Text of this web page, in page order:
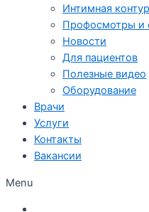
Интимная
Профосмотры и
Новости
Для пациентов
Полезные видео
Оборудование
Врачи
Услуги
Контакты
Вакансии
Menu